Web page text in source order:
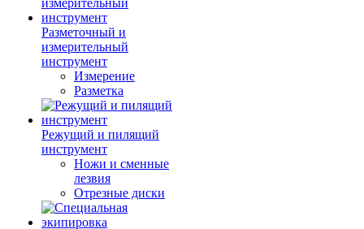
Разметочный и
измерительный
инструмент
Измерение
Разметка
Режущий и пилящий
инструмент
Ножи и сменные
лезвия
Отрезные диски